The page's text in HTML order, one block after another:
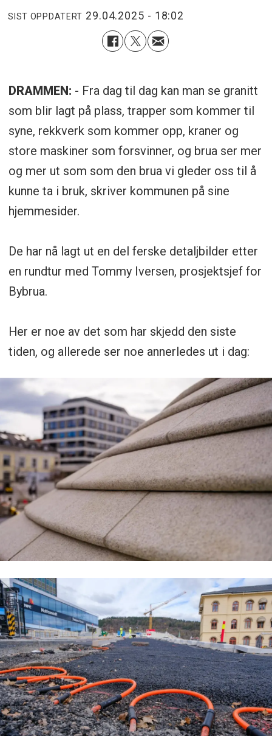
SIST OPPDATERT 29.04.2025 - 18:02
DRAMMEN: - Fra dag til dag kan man se granitt
som blir lagt på plass, trapper som kommer til
syne, rekkverk som kommer opp, kraner og
store maskiner som forsvinner, og brua ser mer
og mer ut som som den brua vi gleder oss til å
kunne ta i bruk, skriver kommunen på sine
hjemmesider.
De har nå lagt ut en del ferske detaljbilder etter
en rundtur med Tommy Iversen, prosjektsjef for
Bybrua.
Her er noe av det som har skjedd den siste
tiden, og allerede ser noe annerledes ut i dag: